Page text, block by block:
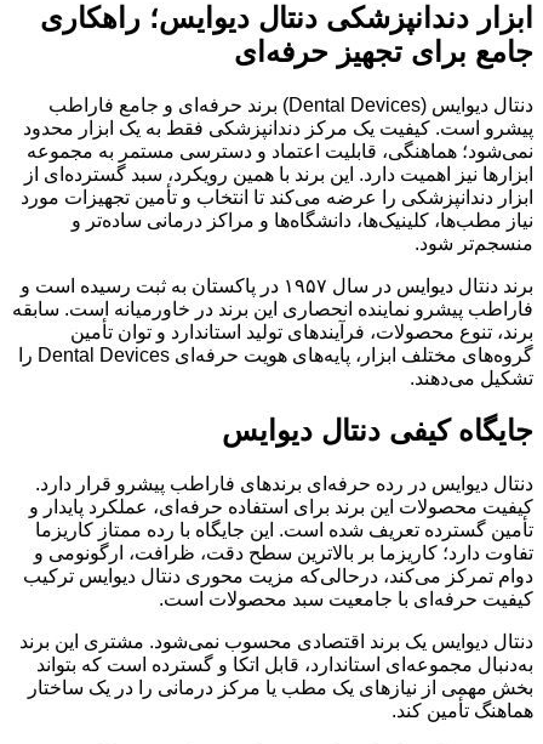
ابزار دندانپزشکی دنتال دیوایس؛ راهکاری
جامع برای تجهیز حرفه‌ای
دنتال دیوایس (Dental Devices) برند حرفه‌ای و جامع فاراطب
پیشرو است. کیفیت یک مرکز دندانپزشکی فقط به یک ابزار محدود
نمی‌شود؛ هماهنگی، قابلیت اعتماد و دسترسی مستمر به مجموعه
ابزارها نیز اهمیت دارد. این برند با همین رویکرد، سبد گسترده‌ای از
ابزار دندانپزشکی را عرضه می‌کند تا انتخاب و تأمین تجهیزات مورد
نیاز مطب‌ها، کلینیک‌ها، دانشگاه‌ها و مراکز درمانی ساده‌تر و
منسجم‌تر شود.
برند دنتال دیوایس در سال ۱۹۵۷ در پاکستان به ثبت رسیده است و
فاراطب پیشرو نماینده انحصاری این برند در خاورمیانه است. سابقه
برند، تنوع محصولات، فرآیندهای تولید استاندارد و توان تأمین
گروه‌های مختلف ابزار، پایه‌های هویت حرفه‌ای Dental Devices را
تشکیل می‌دهند.
جایگاه کیفی دنتال دیوایس
دنتال دیوایس در رده حرفه‌ای برندهای فاراطب پیشرو قرار دارد.
کیفیت محصولات این برند برای استفاده حرفه‌ای، عملکرد پایدار و
تأمین گسترده تعریف شده است. این جایگاه با رده ممتاز کاریزما
تفاوت دارد؛ کاریزما بر بالاترین سطح دقت، ظرافت، ارگونومی و
دوام تمرکز می‌کند، درحالی‌که مزیت محوری دنتال دیوایس ترکیب
کیفیت حرفه‌ای با جامعیت سبد محصولات است.
دنتال دیوایس یک برند اقتصادی محسوب نمی‌شود. مشتری این برند
به‌دنبال مجموعه‌ای استاندارد، قابل اتکا و گسترده است که بتواند
بخش مهمی از نیازهای یک مطب یا مرکز درمانی را در یک ساختار
هماهنگ تأمین کند.